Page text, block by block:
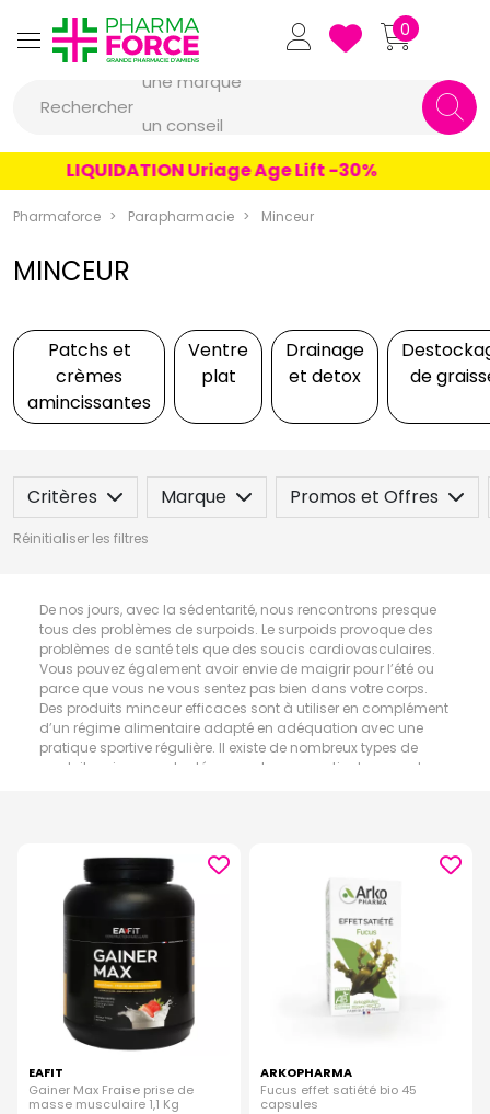
Pharmaforce Grande Pharmacie
0
Rechercher
une marque
un produit
une marque
LIQUIDATION Uriage Age Lift -30%
Pharmaforce Parapharmacie Minceur
MINCEUR
Patchs et
crèmes
amincissantes
Ventre
plat
Drainage
et detox
de
Critères Marque Promos et Offres
Réinitialiser les filtres
De nos jours, avec la sédentarité, nous rencontrons presque
tous des problèmes de surpoids. Le surpoids provoque des
problèmes de santé tels que des soucis cardiovasculaires.
Vous pouvez également avoir envie de maigrir pour l’été ou
parce que vous ne vous sentez pas bien dans votre corps.
Des produits minceur efficaces sont à utiliser en complément
d’un régime alimentaire adapté en adéquation avec une
pratique sportive régulière. Il existe de nombreux types de
produits minceur adaptés pour chaque partie du corps. Les
EAFIT
Gainer Max Fraise prise de
masse musculaire 1,1 Kg
ARKOPHARMA
Fucus effet satiété bio 45
capsules